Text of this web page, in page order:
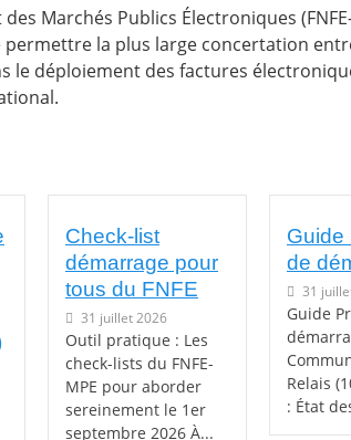
Marchés Publics Électroniques
la plus large concertation
le déploiement des factures
Check-list
démarrage pour
tous du FNFE
31 juillet 2026
Outil pratique : Les
check-lists du FNFE-
MPE pour aborder
sereinement le 1er
septembre 2026 À...
Guide
de
31
Guide
Relais
: État